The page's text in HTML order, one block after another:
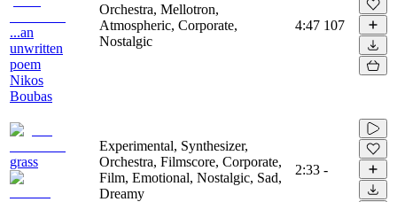
...an
unwritten
poem
Nikos
Boubas
Orchestra, Mellotron,
Atmospheric, Corporate,
Nostalgic
4:47 107
grass
Experimental, Synthesizer,
Orchestra, Filmscore, Corporate,
Film, Emotional, Nostalgic, Sad,
Dreamy
2:33 -